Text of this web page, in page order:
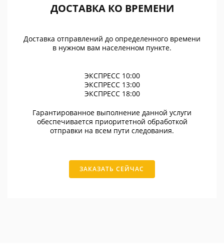
ДОСТАВКА КО ВРЕМЕНИ
Доставка отправлений до определенного времени
в нужном вам населенном пункте.
ЭКСПРЕСС 10:00
ЭКСПРЕСС 13:00
ЭКСПРЕСС 18:00
Гарантированное выполнение данной услуги
обеспечивается приоритетной обработкой
отправки на всем пути следования.
ЗАКАЗАТЬ СЕЙЧАС